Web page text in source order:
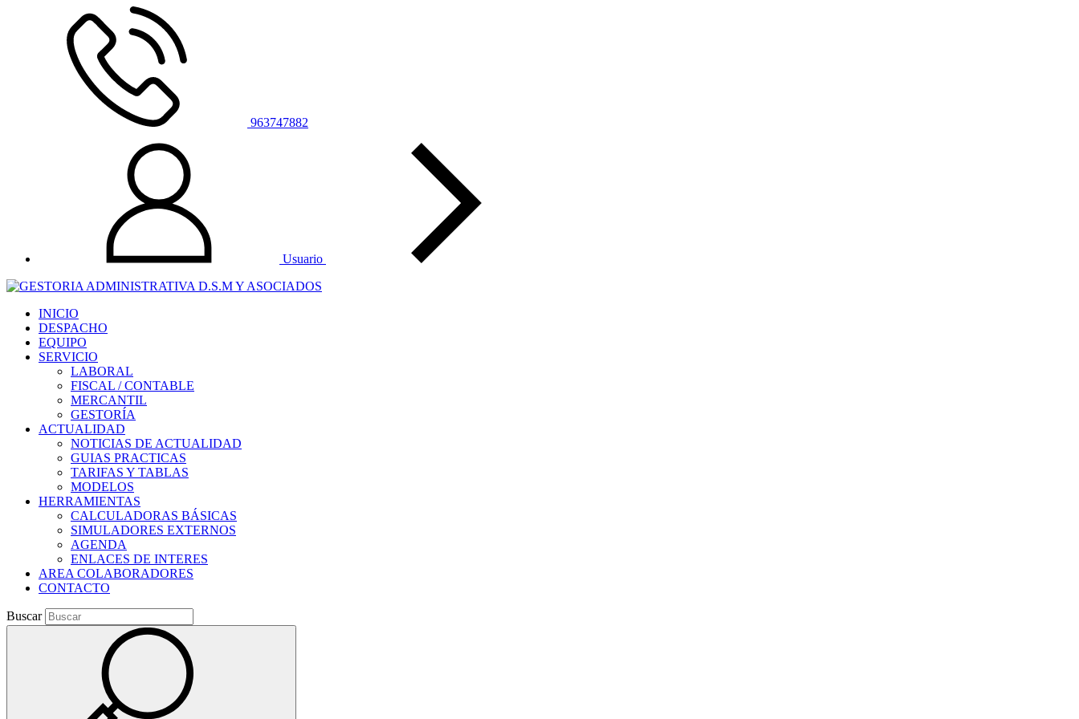
963747882
Usuario
INICIO
DESPACHO
EQUIPO
SERVICIO
LABORAL
FISCAL / CONTABLE
MERCANTIL
GESTORÍA
ACTUALIDAD
NOTICIAS DE ACTUALIDAD
GUIAS PRACTICAS
TARIFAS Y TABLAS
MODELOS
HERRAMIENTAS
CALCULADORAS BÁSICAS
SIMULADORES EXTERNOS
AGENDA
ENLACES DE INTERES
AREA COLABORADORES
CONTACTO
Buscar